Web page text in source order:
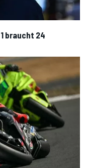
braucht 24